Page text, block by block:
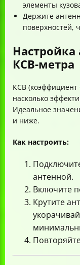
элементы
Держите
поверхностей,
КСВ-метра
КСВ (коэффициент
насколько
Идеальное
и ниже.
Как настроить:
антенной.
Включите
Крутите